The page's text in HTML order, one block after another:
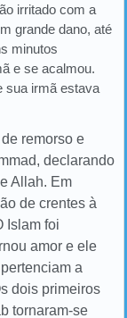
irritado com a
grande dano, até
minutos
e se acalmou.
sua irmã estava
remorso e
declarando
Allah. Em
de crentes à
Islam foi
amor e ele
a
dois primeiros
tornaram-se